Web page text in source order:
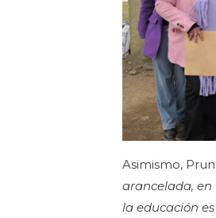
Asimismo,
arancelada, en
la educación